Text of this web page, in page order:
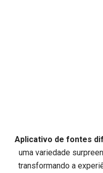
Aplicativo de fontes
uma variedade
transformando a